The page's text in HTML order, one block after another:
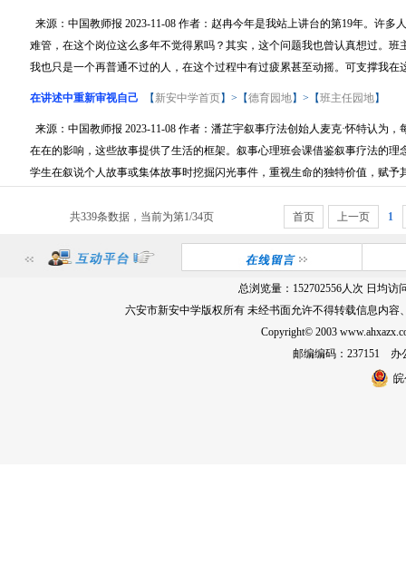
来源：中国教师报 2023-11-08 作者：赵冉今年是我站上讲台的第19年。许
难管，在这个岗位这么多年不觉得累吗？其实，这个问题我也曾认真想过。
我也只是一个再普通不过的人，在这个过程中有过疲累甚至动摇。可支撑我在
在讲述中重新审视自己 【 新安中学首页】>【德育园地】>【班主任园地】
来源：中国教师报 2023-11-08 作者：潘芷宇叙事疗法创始人麦克·怀特认为
在在的影响，这些故事提供了生活的框架。叙事心理班会课借鉴叙事疗法的
学生在叙说个人故事或集体故事时挖掘闪光事件，重视生命的独特价值，赋予
共339条数据，当前为第1/34页 首页 上一页 1
总浏览量： 152702556人次 日均访
六安市新安中学版权所有 未经书面允许不得转载信息内容
Copyright© 2003
邮编编码：237151 办
皖